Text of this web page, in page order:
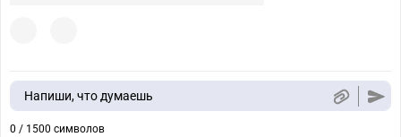
Напиши, что думаешь
0 / 1500 символов